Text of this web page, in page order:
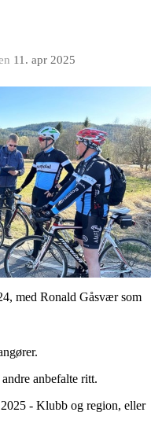
11. apr 2025
med Ronald Gåsvær som
anbefalte ritt.
- Klubb og region, eller